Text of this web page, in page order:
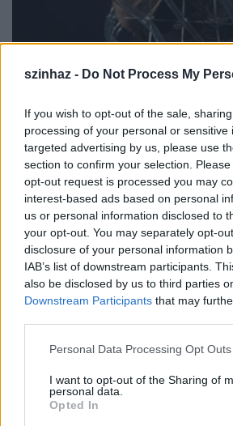
szinhaz - Do Not Process My
If you wish to opt-out of the sale,
processing of your personal or sensitive
targeted advertising by us, please use
section to confirm your selection.
opt-out request is processed you may
interest-based ads based on personal
us or personal information disclosed to
your opt-out. You may separately opt-
disclosure of your personal information
IAB’s list of downstream participants.
also be disclosed by us to third parties
Downstream Participants that may
Please note that this website/app uses
not limited to your visit or usage
grant or deny consent to Google and its
use your data for below specified
Personal Data Processing Opt Outs
I want to opt-out of the Sharing of
personal data.
Opted In